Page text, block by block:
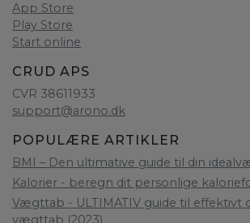
App Store
Play Store
Start online
CRUD APS
CVR 38611933
support@arono.dk
POPULÆRE ARTIKLER
BMI – Den ultimative guide til din
Kalorier - beregn dit personlige
Vægttab - ULTIMATIV guide til effektivt
vægttab (2023)